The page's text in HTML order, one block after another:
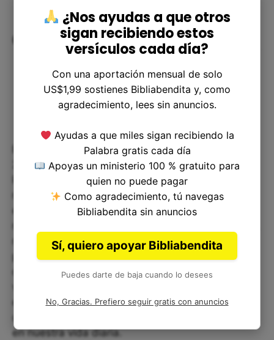
Cómo aplicarlo en nuestra vida
El encuentro entre Abner y Asael en 2 Samuel
2:20 nos enseña varias lecciones importantes.
Primero, nos muestra la importancia de las
relaciones significativas en nuestra vida y cómo
estas pueden tener un impacto significativo en
nos recuerda la importancia de estar preparados
para cualquier circunstancia y cómo nuestras
decisiones repentinas pueden afectar nuestras
el respeto mutuo son fundamentales en la
en nuestra vida diaria.
¿Nos ayudas a que otros
sigan recibiendo estos
versículos cada día?
Con una aportación mensual de solo
US$1,99 sostienes Bibliabendita y, como
agradecimiento, lees sin anuncios.
Ayudas a que miles sigan recibiendo la
Palabra gratis cada día
Apoyas un ministerio 100 % gratuito para
quien no puede pagar
Como agradecimiento, tú navegas
Bibliabendita sin anuncios
Sí, quiero apoyar Bibliabendita
Puedes darte de baja cuando lo desees
No, Gracias. Prefiero seguir gratis con anuncios